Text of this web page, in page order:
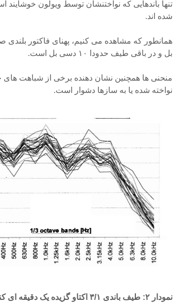
شده اند.
بل و در باقی طیف حدودا ۱۰ دسی بل است.
منحنی ها همچنین نشان دهنده برخی از شباهت های
نواخته شده یا به سازها دشوار است.